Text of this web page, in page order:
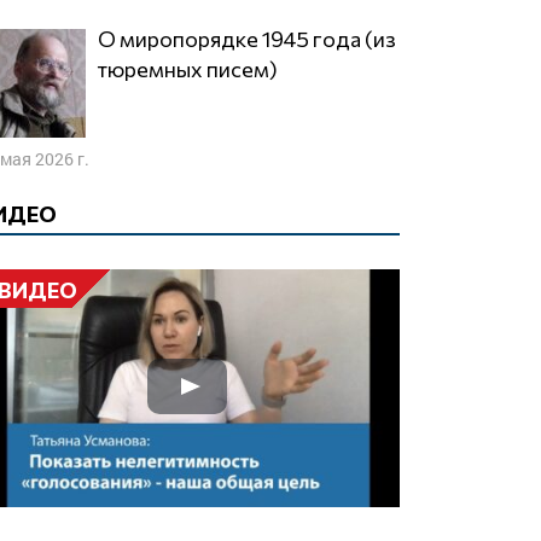
О миропорядке 1945 года (из
тюремных писем)
2026 г.